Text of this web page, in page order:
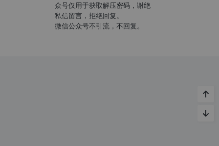
众号仅用于获取解压密码，谢绝
私信留言，拒绝回复。
微信公众号不引流，不回复。